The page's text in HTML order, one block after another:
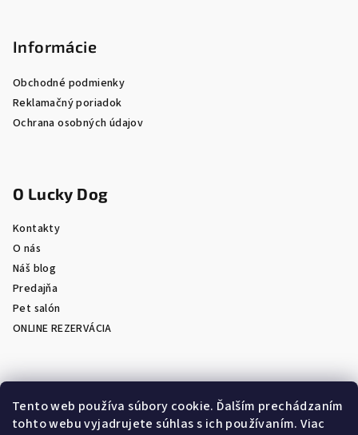
Tento web používa súbory cookie. Ďalším prechádzaním
tohto webu vyjadrujete súhlas s ich používaním. Viac
Informácie
Obchodné podmienky
Reklamačný poriadok
Ochrana osobných údajov
O Lucky Dog
Kontakty
O nás
Náš blog
Predajňa
Pet salón
ONLINE REZERVÁCIA
Prijímame online platby